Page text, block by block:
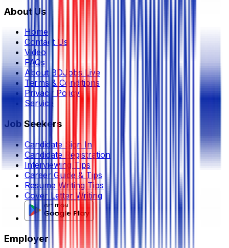
About Us
Home
Contact Us
Video
FAQs
About BDJobs Live
Terms & Conditions
Privacy Policy
Service
Job Seekers
Candidate Sign In
Candidate Registration
Interviewing Tips
Career Guide & Tips
Resume Writing Tips
Cover Letter Writing
Employer